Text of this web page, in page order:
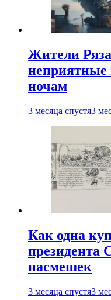
Жители
неприятные
ночам
3 месяца спустя3
Как одна
президента
насмешек
3 месяца спустя3